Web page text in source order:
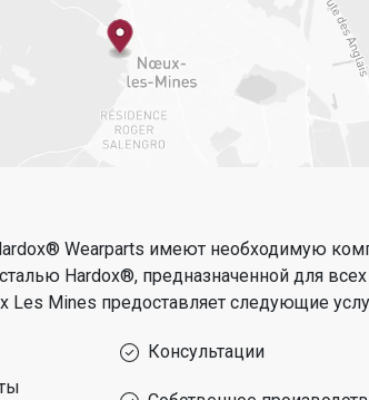
Wearparts имеют необходимую
Hardox®, предназначенной для всех
Les Mines предоставляет следующие
Консультации